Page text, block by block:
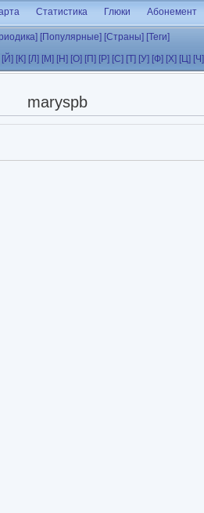
Статистика Глюки Абонемент
[Популярные] [Страны] [Теги]
[Й] [К] [Л] [М] [Н] [О] [П] [Р] [С] [Т] [У] [Ф] [Х] [Ц] [Ч]
maryspb